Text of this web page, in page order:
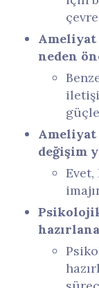
Ameliyat
neden
Ameliyat
değişim
Evet,